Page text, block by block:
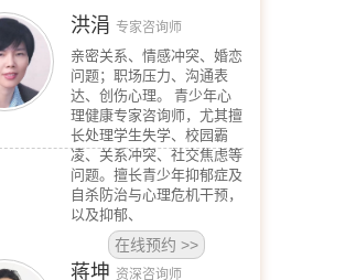
洪涓 专家咨询师
亲密关系、情感冲突、婚恋
问题；职场压力、沟通表
达、创伤心理。 青少年心
理健康专家咨询师，尤其擅
长处理学生失学、校园霸
凌、关系冲突、社交焦虑等
问题。擅长青少年抑郁症及
自杀防治与心理危机干预，
以及抑郁、
在线预约>>
蒋坤 资深咨询师